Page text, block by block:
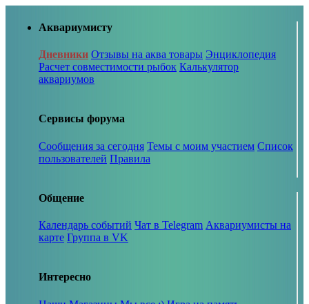
Аквариумисту
Дневники Отзывы на аква товары Энциклопедия
Расчет совместимости рыбок Калькулятор
аквариумов
Сервисы форума
Сообщения за сегодня Темы с моим участием Список
пользователей Правила
Общение
Календарь событий Чат в Telegram Аквариумисты на
карте Группа в VK
Интересно